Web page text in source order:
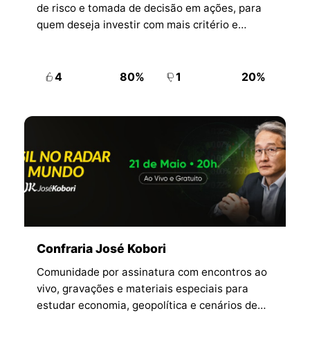
de risco e tomada de decisão em ações, para
quem deseja investir com mais critério e
4 80% 1 20%
Confraria José Kobori
Comunidade por assinatura com encontros ao
vivo, gravações e materiais especiais para
estudar economia, geopolítica e cenários de